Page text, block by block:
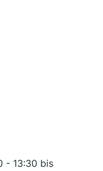
- 13:30 bis